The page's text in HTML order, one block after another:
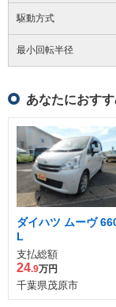
駆動方式
最小回転半径
あなたにおす
ダイハツ ムーヴ
L
支払総額
24.9万円
千葉県茂原市